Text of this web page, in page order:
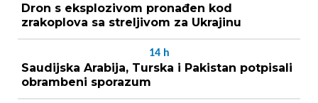
Dron s eksplozivom pronađen kod
zrakoplova sa streljivom za Ukrajinu
14 h
Saudijska Arabija, Turska i Pakistan potpisali
obrambeni sporazum